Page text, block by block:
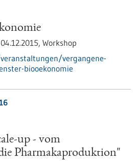
04.12.2015, Workshop
vergangene-
biooekonomie
up - vom
Pharmakaproduktion"